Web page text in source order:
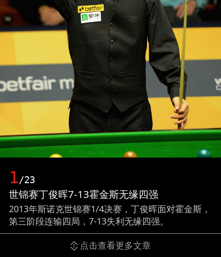
1/23
世锦赛丁俊晖7-13霍金斯无缘四强
2013年斯诺克世锦赛1/4决赛，丁俊晖面对霍金斯，
第三阶段连输四局，7-13失利无缘四强。
点击查看更多文章